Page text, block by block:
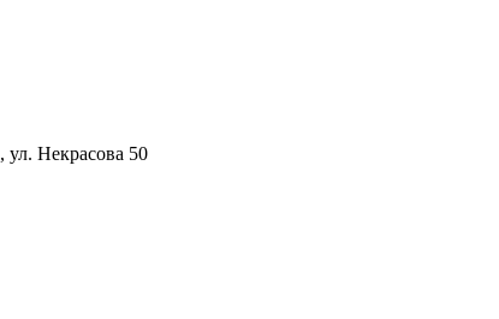
, ул. Некрасова 50